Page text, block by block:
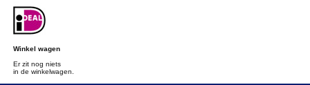
Winkel wagen
Er zit nog niets
in de winkelwagen.